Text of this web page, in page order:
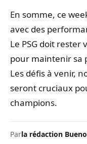
En somme, ce
avec des
Le PSG doit
pour maintenir sa
Les défis à venir,
seront cruciaux
champions.
Parla rédaction